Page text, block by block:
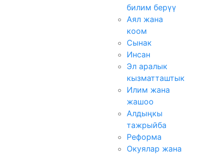
билим берүү
Аял жана
коом
Сынак
Инсан
Эл аралык
кызматташтык
Илим жана
жашоо
Алдыңкы
тажрыйба
Реформа
Окуялар жана